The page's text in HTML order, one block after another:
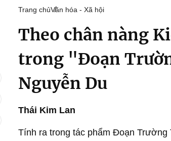
Trang chủVăn hóa - Xã hội
Theo chân nàng
trong "Đoạn
Nguyễn Du
Thái Kim Lan
Tính ra trong tác phẩm Đoạn